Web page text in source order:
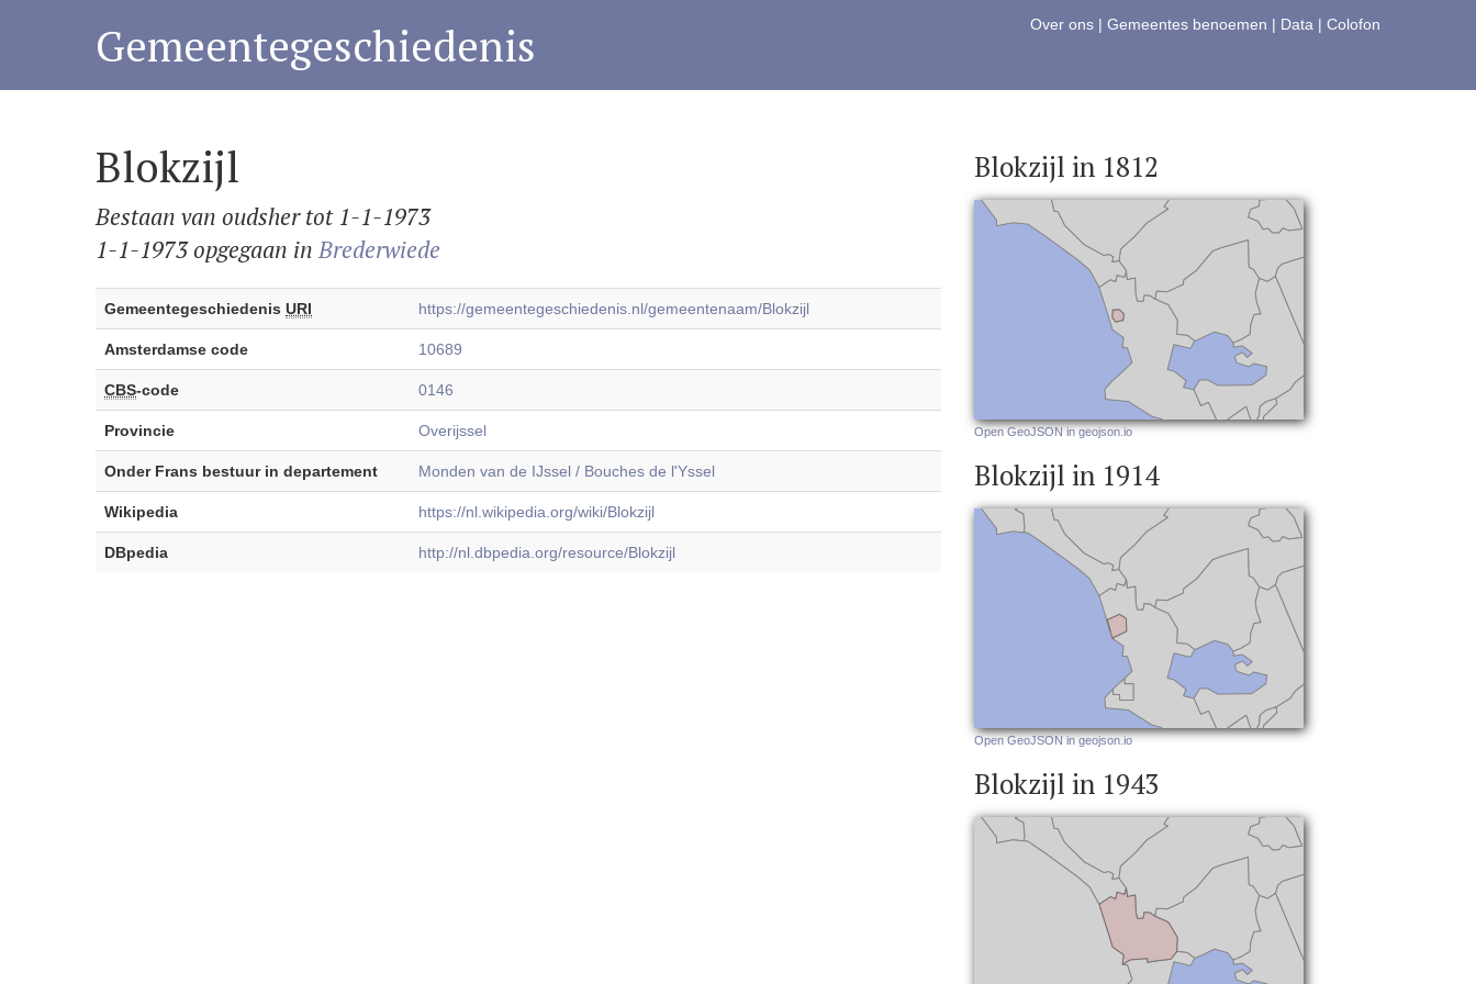
Over ons | Gemeentes benoemen | Data | Colofon
Gemeentegeschiedenis
Blokzijl
Bestaan van oudsher tot 1-1-1973
1-1-1973 opgegaan inBrederwiede
Gemeentegeschiedenis URI https://gemeentegeschiedenis.nl/gemeentenaam/Blokzijl
Amsterdamse code 10689
CBS-code 0146
Provincie Overijssel
Onder Frans bestuur in departement Monden van de IJssel / Bouches de l'Yssel
Wikipedia https://nl.wikipedia.org/wiki/Blokzijl
DBpedia http://nl.dbpedia.org/resource/Blokzijl
Blokzijl in 1812
Open GeoJSON in geojson.io
Blokzijl in 1914
Open GeoJSON in geojson.io
Blokzijl in 1943